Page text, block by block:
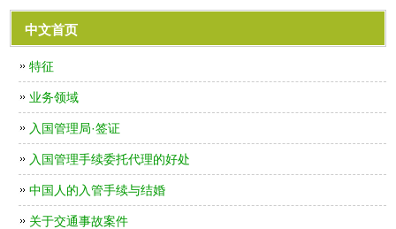
中文首页
特征
业务领域
入国管理局·签证
入国管理手续委托代理的好处
中国人的入管手续与结婚
关于交通事故案件